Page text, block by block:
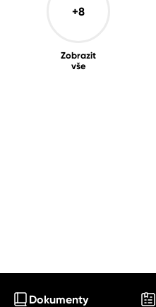
+8
Zobrazit
vše
Dokumenty